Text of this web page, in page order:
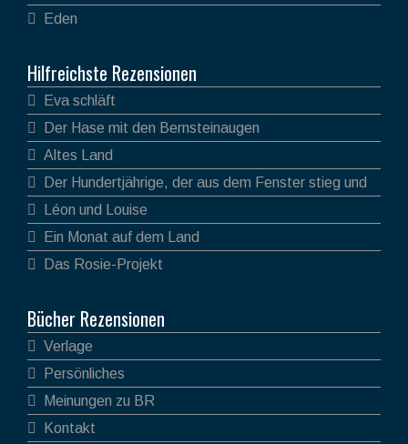
Eden
Hilfreichste Rezensionen
Eva schläft
Der Hase mit den Bernsteinaugen
Altes Land
Der Hundertjährige, der aus dem Fenster stieg und
verschwand
Léon und Louise
Ein Monat auf dem Land
Das Rosie-Projekt
Bücher Rezensionen
Verlage
Persönliches
Meinungen zu BR
Kontakt